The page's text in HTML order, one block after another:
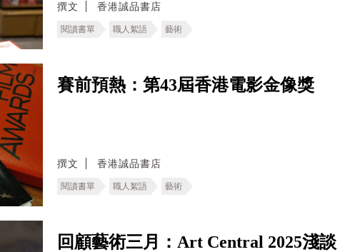
撰文 香港誠品書店
閱讀書單 職人絮語 藝術
賽前預熱：第43屆香港電影金像獎
撰文 香港誠品書店
閱讀書單 職人絮語 藝術
回顧藝術三月：Art Central 2025淺談